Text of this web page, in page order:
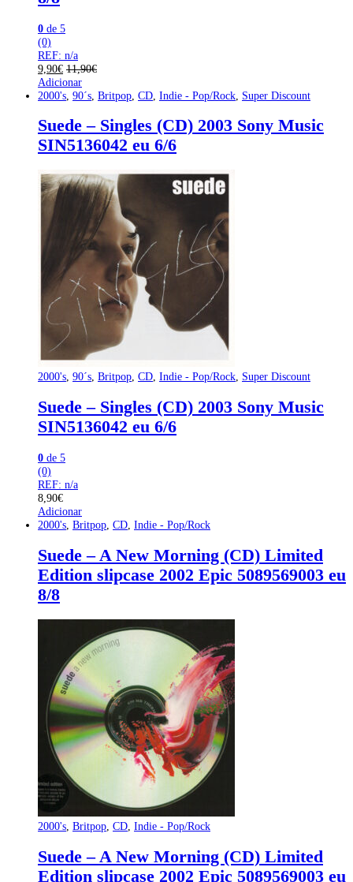
0 de 5
(0)
REF: n/a
9,90€ 11,90€
Adicionar
2000's 90´s Britpop CD Indie - Pop/Rock Super Discount
Suede – Singles (CD) 2003 Sony Music
SIN5136042 eu 6/6
2000's, 90´s, Britpop, CD, Indie - Pop/Rock, Super Discount
Suede – Singles (CD) 2003 Sony Music
SIN5136042 eu 6/6
0 de 5
(0)
REF: n/a
8,90€
Adicionar
2000's, Britpop, CD, Indie - Pop/Rock
Suede – A New Morning (CD) Limited
Edition slipcase 2002 Epic 5089569003 eu
8/8
2000's Britpop CD Indie - Pop/Rock
Suede – A New Morning (CD) Limited
Edition slipcase 2002 Epic 5089569003 eu